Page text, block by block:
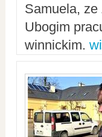
Samuela, ze
Ubogim
winnickim.